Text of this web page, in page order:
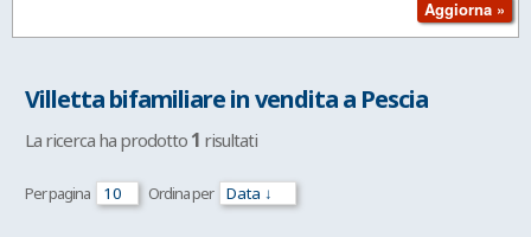
Villetta bifamiliare in vendita a Pescia
La ricerca ha prodotto 1 risultati
Per pagina Ordina per